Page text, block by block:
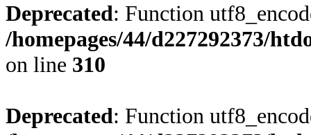
Deprecated: Function
/homepages/44/d227292373/
on line 310
Deprecated: Function